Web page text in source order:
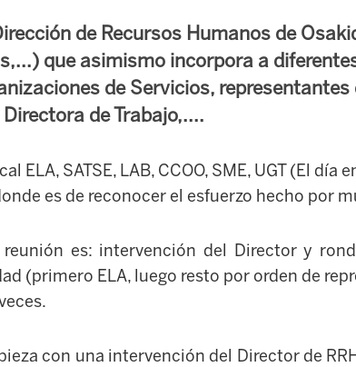
de Recursos Humanos de
que asimismo incorpora a
de Servicios,
de Trabajo,....
ELA, SATSE, LAB, CCOO, SME, UGT (El
es de reconocer el esfuerzo hecho por
es: intervención del Director y
(primero ELA, luego resto por orden de
con una intervención del Director de